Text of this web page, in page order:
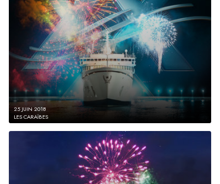
25 JUIN 2018
LES CARAÏBES